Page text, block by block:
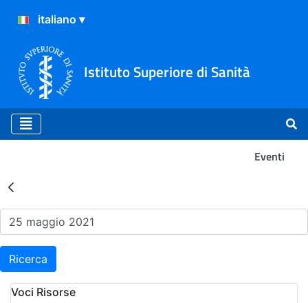
Istituto Superiore di Sanità
Eventi
Risultati della Ricerca -
Ricerca
Voci Risorse